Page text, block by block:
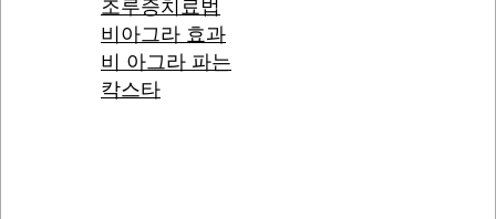
조루증치료법
비아그라 효과
비 아그라 파는
칵스타